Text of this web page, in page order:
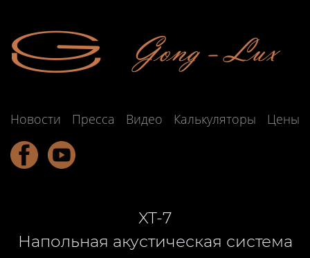
Новости Пресса Видео Калькуляторы Цены
XT-7
Напольная акустическая система